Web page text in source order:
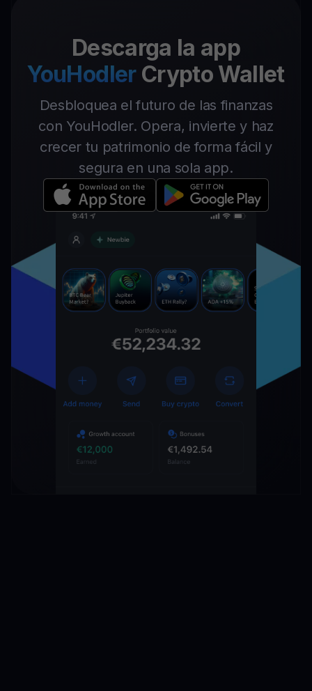
Descarga la app
YouHodler Crypto Wallet
Desbloquea el futuro de las finanzas
con YouHodler. Opera, invierte y haz
crecer tu patrimonio de forma fácil y
segura en una sola app.